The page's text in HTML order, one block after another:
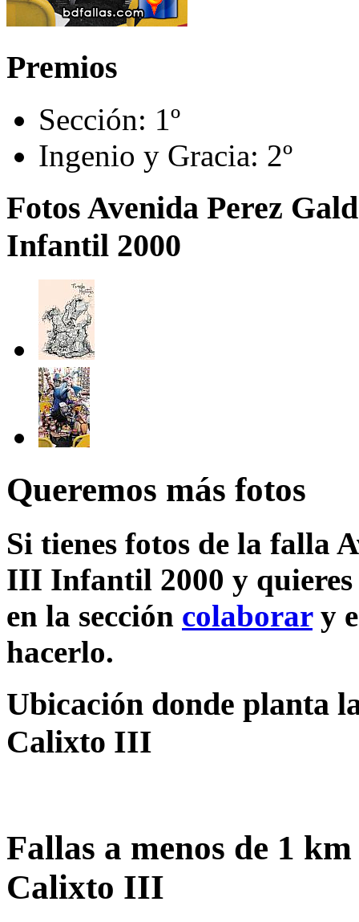
Premios
Sección: 1º
Ingenio y Gracia: 2º
Fotos Avenida Perez
Infantil 2000
Queremos más fotos
Si tienes fotos de la falla
III Infantil 2000 y
en la sección colaborary
hacerlo.
Ubicación donde planta
Calixto III
Fallas a menos de 1
Calixto III